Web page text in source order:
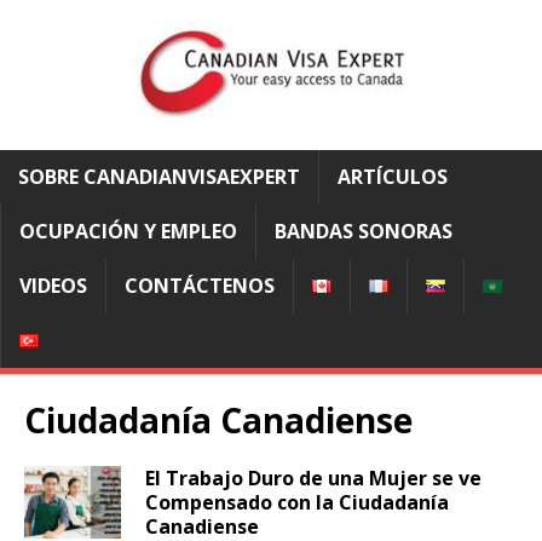
SOBRE CANADIANVISAEXPERT ARTÍCULOS
OCUPACIÓN Y EMPLEO BANDAS SONORAS
VIDEOS CONTÁCTENOS
Ciudadanía Canadiense
El Trabajo Duro de una Mujer se ve
Compensado con la Ciudadanía
Canadiense